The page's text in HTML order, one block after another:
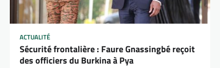
ACTUALITÉ
Sécurité frontalière : Faure Gnassingbé reçoit
des officiers du Burkina à Pya